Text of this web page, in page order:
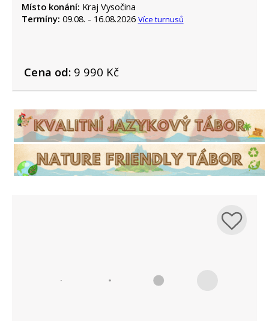
Místo konání: Kraj Vysočina
Termíny: 09.08. - 16.08.2026 Více turnusů
Cena od:9 990 Kč